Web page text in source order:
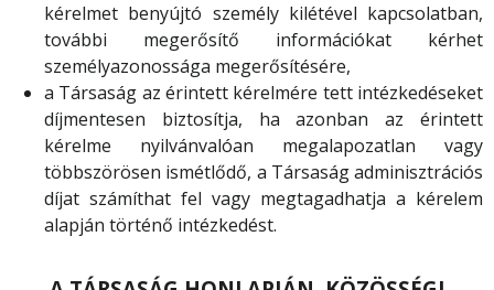
kérelmet benyújtó személy kilétével kapcsolatban,
további megerősítő információkat kérhet
személyazonossága megerősítésére,
a Társaság az érintett kérelmére tett intézkedéseket
díjmentesen biztosítja, ha azonban az érintett
kérelme nyilvánvalóan megalapozatlan vagy
többszörösen ismétlődő, a Társaság adminisztrációs
díjat számíthat fel vagy megtagadhatja a kérelem
alapján történő intézkedést.